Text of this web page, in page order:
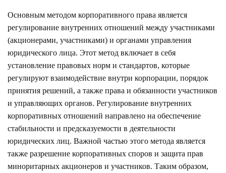
Основным методом корпоративного права является
регулирование внутренних отношений между участниками
(акционерами, участниками) и органами управления
юридического лица. Этот метод включает в себя
установление правовых норм и стандартов, которые
регулируют взаимодействие внутри корпорации, порядок
принятия решений, а также права и обязанности участников
и управляющих органов. Регулирование внутренних
корпоративных отношений направлено на обеспечение
стабильности и предсказуемости в деятельности
юридических лиц. Важной частью этого метода является
также разрешение корпоративных споров и защита прав
миноритарных акционеров и участников. Таким образом,